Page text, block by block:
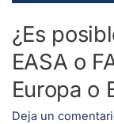
¿Es
EASA o
Europa o
Deja un
vives
fuera
de